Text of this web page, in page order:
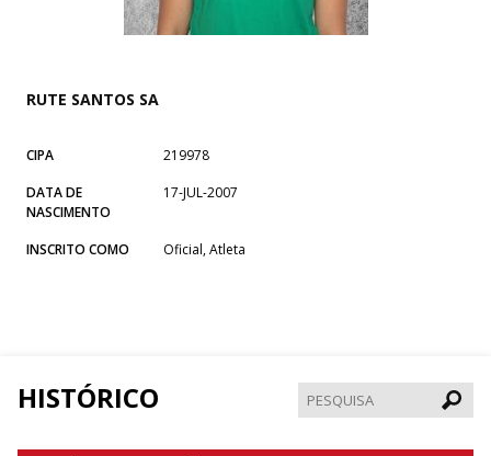
RUTE SANTOS SA
CIPA
219978
DATA DE
NASCIMENTO
17-JUL-2007
INSCRITO COMO Oficial, Atleta
HISTÓRICO